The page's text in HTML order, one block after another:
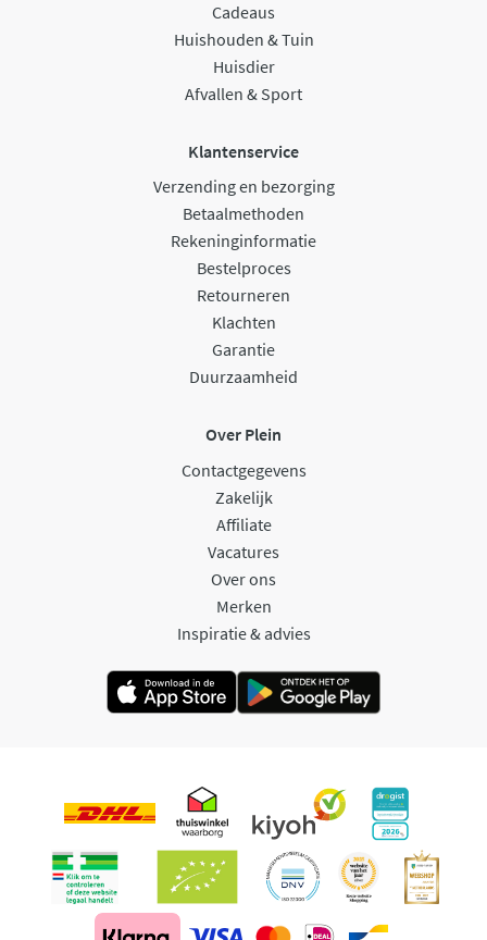
Cadeaus
Huishouden & Tuin
Huisdier
Afvallen & Sport
Klantenservice
Verzending en bezorging
Betaalmethoden
Rekeninginformatie
Bestelproces
Retourneren
Klachten
Garantie
Duurzaamheid
Over Plein
Contactgegevens
Zakelijk
Affiliate
Vacatures
Over ons
Merken
Inspiratie & advies